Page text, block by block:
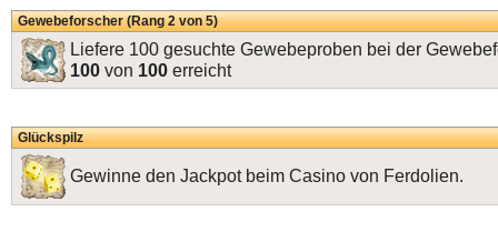
Gewebeforscher (Rang 2 von 5)
Liefere 100 gesuchte Gewebeproben bei der
100 von 100 erreicht
Glückspilz
Gewinne den Jackpot beim Casino von Ferdolien.